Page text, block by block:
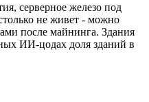
серверное железо под
не живет - можно
после майнинга. Здания
ИИ-цодах доля зданий в